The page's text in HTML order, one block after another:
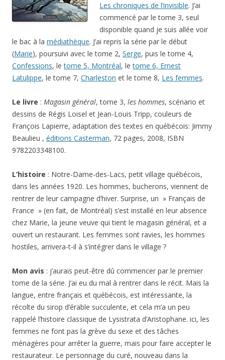
Les chroniques de l’invisible. J’ai
commencé par le tome 3, seul
disponible quand je suis allée voir
le bac à la médiathèque. J’ai repris la série par le début
(Marie), poursuivi avec le tome 2, Serge, puis le tome 4,
Confessions, letome 5, Montréal, letome 6, Ernest
Latulippe, le tome 7, Charleston et le tome 8, Les femmes.
Le livre : Magasin général, tome 3, les hommes, scénario et
dessins de Régis Loisel et Jean-Louis Tripp, couleurs de
François Lapierre, adaptation des textes en québécois: Jimmy
Beaulieu , éditions Casterman, 72 pages, 2008, ISBN
9782203348100.
L’histoire : Notre-Dame-des-Lacs, petit village québécois,
dans les années 1920. Les hommes, bucherons, viennent de
rentrer de leur campagne d’hiver. Surprise, un » Français de
France » (en fait, de Montréal) s’est installé en leur absence
chez Marie, la jeune veuve qui tient le magasin général, et a
ouvert un restaurant. Les femmes sont ravies, les hommes
hostiles, arrivera-t-il à s’intégrer dans le village ?
Mon avis : j’aurais peut-être dû commencer par le premier
tome de la série. J’ai eu du mal à rentrer dans le récit. Mais la
langue, entre français et québécois, est intéressante, la
récolte du sirop d’érable succulente, et cela m’a un peu
rappelé l’histoire classique de Lysistrata d’Aristophane. ici, les
femmes ne font pas la grève du sexe et des tâches
ménagères pour arrêter la guerre, mais pour faire accepter le
restaurateur. Le personnage du curé, nouveau dans la